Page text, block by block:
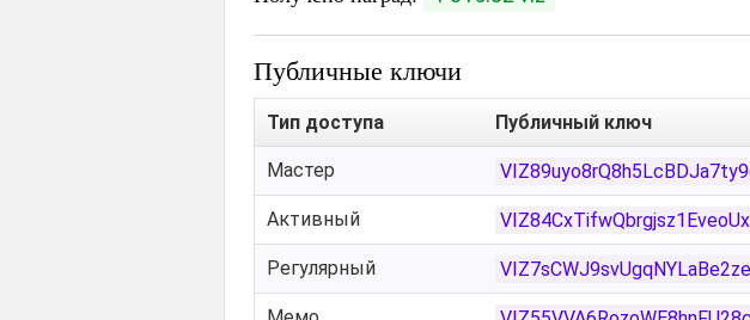
Публичные ключи
Тип доступа Публичный ключ
Мастер
Активный
Регулярный